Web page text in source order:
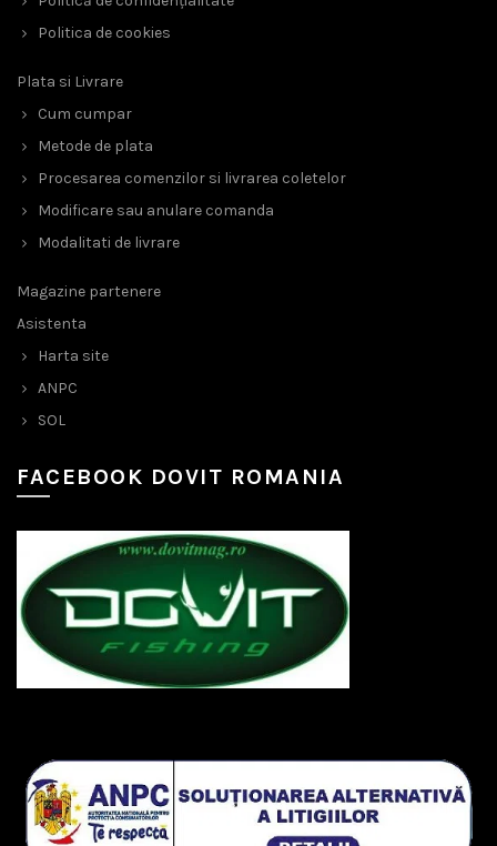
Politica de cookies
Plata si Livrare
Cum cumpar
Metode de plata
Procesarea comenzilor si livrarea coletelor
Modificare sau anulare comanda
Modalitati de livrare
Magazine partenere
Asistenta
Harta site
ANPC
SOL
FACEBOOK DOVIT ROMANIA